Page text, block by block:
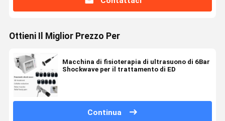
Ottieni Il Miglior Prezzo Per
Macchina di fisioterapia di ultrasuono di 6Bar
Shockwave per il trattamento di ED
Continua